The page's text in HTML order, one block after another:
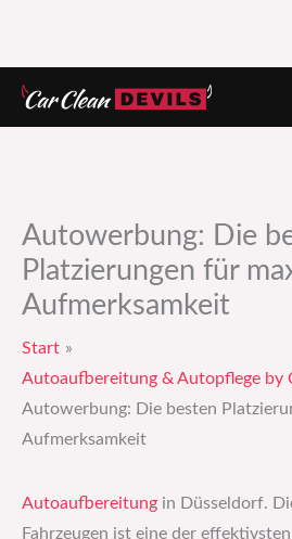
Zum
Inhalt
Autowerbung: Die
Platzierungen für
Aufmerksamkeit
Start
Autoaufbereitung & Autopflege by
Autowerbung: Die besten
Aufmerksamkeit
Autoaufbereitung in Düsseldorf.
Fahrzeugen ist eine der